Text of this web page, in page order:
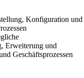
Konfiguration und
Erweiterung und
Geschäftsprozessen